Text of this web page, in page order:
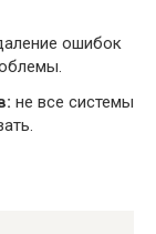
ошибок
не все системы